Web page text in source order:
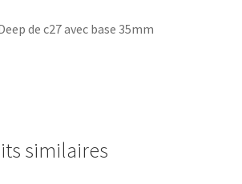
de c27 avec base 35mm
similaires